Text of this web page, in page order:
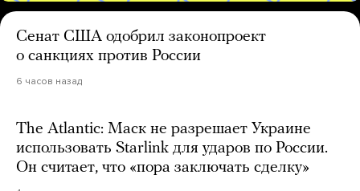
Сенат США одобрил законопроект
о санкциях против России
6 часов назад
The Atlantic: Маск не разрешает Украине
использовать Starlink для ударов по России.
Он считает, что «пора заключать сделку»